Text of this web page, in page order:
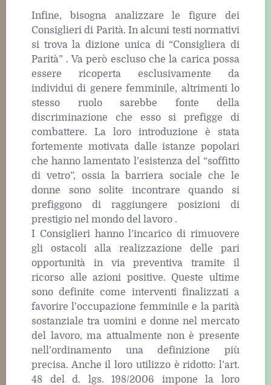
Infine, bisogna analizzare le figure dei
Consiglieri di Parità. In alcuni testi normativi
si trova la dizione unica di “Consigliera di
Parità” . Va però escluso che la carica possa
essere ricoperta esclusivamente da
individui di genere femminile, altrimenti lo
stesso ruolo sarebbe fonte della
discriminazione che esso si prefigge di
combattere. La loro introduzione è stata
fortemente motivata dalle istanze popolari
che hanno lamentato l’esistenza del “soffitto
di vetro”, ossia la barriera sociale che le
donne sono solite incontrare quando si
prefiggono di raggiungere posizioni di
prestigio nel mondo del lavoro .
I Consiglieri hanno l’incarico di rimuovere
gli ostacoli alla realizzazione delle pari
opportunità in via preventiva tramite il
ricorso alle azioni positive. Queste ultime
sono definite come interventi finalizzati a
favorire l’occupazione femminile e la parità
sostanziale tra uomini e donne nel mercato
del lavoro, ma attualmente non è presente
nell’ordinamento una definizione più
precisa. Anche il loro utilizzo è ridotto: l’art.
48 del d. lgs. 198/2006 impone la loro